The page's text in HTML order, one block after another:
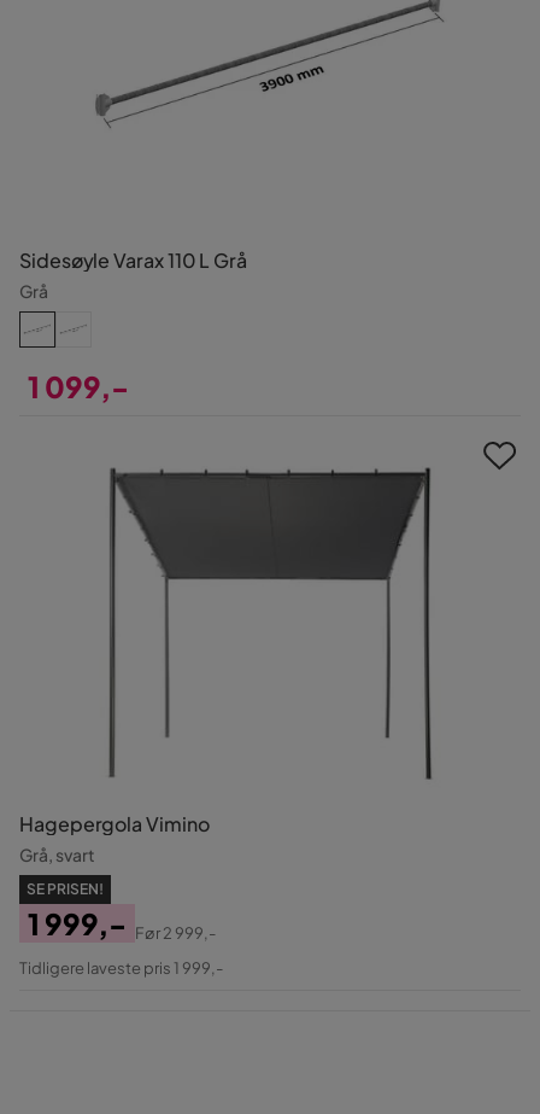
Sidesøyle Varax 110 L Grå
Grå
1 099,-
Hagepergola Vimino
Grå, svart
SE PRISEN!
Pris
1 999,-
Original
Før2 999,-
Tidligere laveste pris 1 999,-